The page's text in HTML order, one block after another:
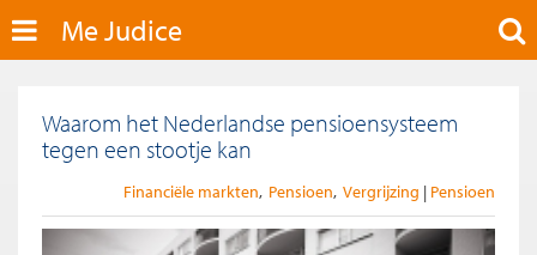
Me Judice
Waarom het Nederlandse pensioensysteem
tegen een stootje kan
Financiële markten Pensioen Vergrijzing Pensioen